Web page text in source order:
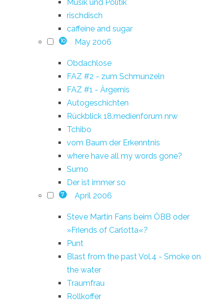
Musik und Politik
rischdisch
caffeine and sugar
10 May 2006
Obdachlose
FAZ #2 - zum Schmunzeln
FAZ #1 - Ärgernis
Autogeschichten
Rückblick 18.medienforum nrw
Tchibo
vom Baum der Erkenntnis
where have all my words gone?
Sumo
Der ist immer so
7 April 2006
Steve Martin Fans beim ÖBB oder
»Friends of Carlotta«?
Punt
Blast from the past Vol.4 - Smoke on
the water
Traumfrau
Rollkoffer